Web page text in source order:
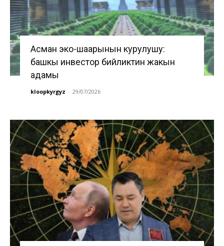
Асман эко-шаарынын курулушу:
башкы инвестор бийликтин жакын
адамы
kloopkyrgyz - 29/07/2026